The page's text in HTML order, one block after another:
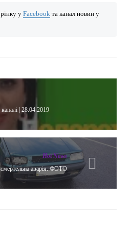
у Facebook та канал новин у
| 28.04.2019
Hot News
аварія. ФОТО